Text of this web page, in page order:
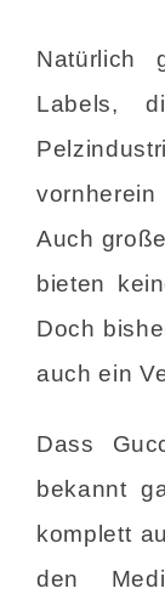
Natürlich
Labels,
Auch
bieten
Doch
auch ein
Dass
bekannt
komplett
den